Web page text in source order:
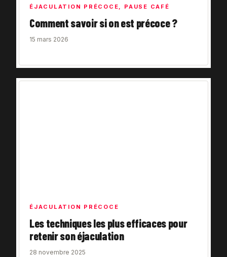
ÉJACULATION PRÉCOCE, PAUSE CAFÉ
Comment savoir si on est précoce ?
15 mars 2026
ÉJACULATION PRÉCOCE
Les techniques les plus efficaces pour
retenir son éjaculation
28 novembre 2025